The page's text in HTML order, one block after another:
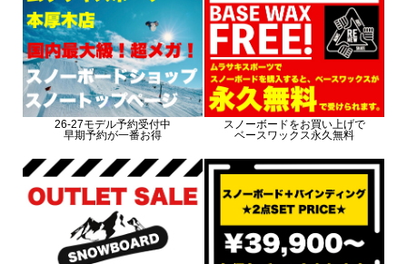
26-27モデル予約受付中
早期予約が一番お得
スノーボードをお買い上げで
ベースワックス永久無料